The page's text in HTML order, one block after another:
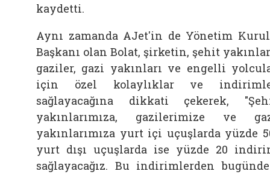
kaydetti.
Aynı zamanda AJet'in de Yönetim
Başkanı olan Bolat, şirketin, şehit
gaziler, gazi yakınları ve engelli
için özel kolaylıklar ve
sağlayacağına dikkati çekerek,
yakınlarımıza, gazilerimize ve
yakınlarımıza yurt içi uçuşlarda yüzde
yurt dışı uçuşlarda ise yüzde 20
sağlayacağız. Bu indirimlerden